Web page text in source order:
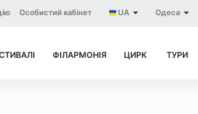
Одеса
UA
Особистий кабінет
ФІЛАРМОНІЯ ЦИРК ТУРИ